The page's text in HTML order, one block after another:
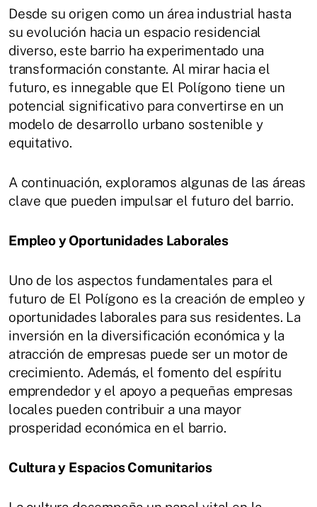
Desde su origen como un área industrial hasta
su evolución hacia un espacio residencial
diverso, este barrio ha experimentado una
transformación constante. Al mirar hacia el
futuro, es innegable que El Polígono tiene un
potencial significativo para convertirse en un
modelo de desarrollo urbano sostenible y
equitativo.
A continuación, exploramos algunas de las áreas
clave que pueden impulsar el futuro del barrio.
Empleo y Oportunidades Laborales
Uno de los aspectos fundamentales para el
futuro de El Polígono es la creación de empleo y
oportunidades laborales para sus residentes. La
inversión en la diversificación económica y la
atracción de empresas puede ser un motor de
crecimiento. Además, el fomento del espíritu
emprendedor y el apoyo a pequeñas empresas
locales pueden contribuir a una mayor
prosperidad económica en el barrio.
Cultura y Espacios Comunitarios